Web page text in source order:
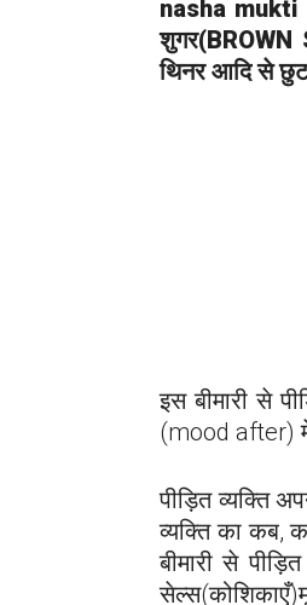
nasha mukti
शुगर(BROWN
थिनर आदि से
इस बीमारी से
(mood after) में
पीड़ित व्यक्ति
व्यक्ति का कब,
बीमारी से